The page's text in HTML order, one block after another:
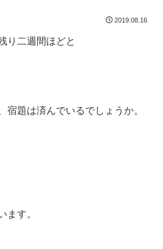
2019.08.16
り二週間ほどと
宿題は済んでいるでしょうか。
ます。